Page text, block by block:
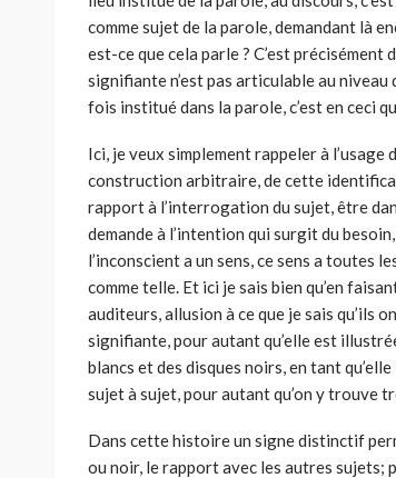
comme sujet de la parole, demandant là
est-ce que cela parle ? C’est précisément
signifiante n’est pas articulable au
fois institué dans la parole, c’est en ceci
Ici, je veux simplement rappeler à l’usage
construction arbitraire, de cette
rapport à l’interrogation du sujet, être
demande à l’intention qui surgit du
l’inconscient a un sens, ce sens a toutes
comme telle. Et ici je sais bien qu’en
auditeurs, allusion à ce que je sais qu’ils
signifiante, pour autant qu’elle est
blancs et des disques noirs, en tant
sujet à sujet, pour autant qu’on y trouve
Dans cette histoire un signe distinctif
ou noir, le rapport avec les autres sujets;